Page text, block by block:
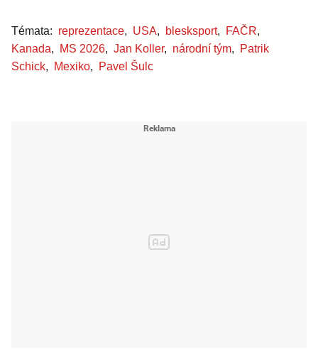
Témata: reprezentace, USA, blesksport, FAČR,
Kanada, MS 2026, Jan Koller, národní tým,
Patrik
Schick, Mexiko, Pavel Šulc